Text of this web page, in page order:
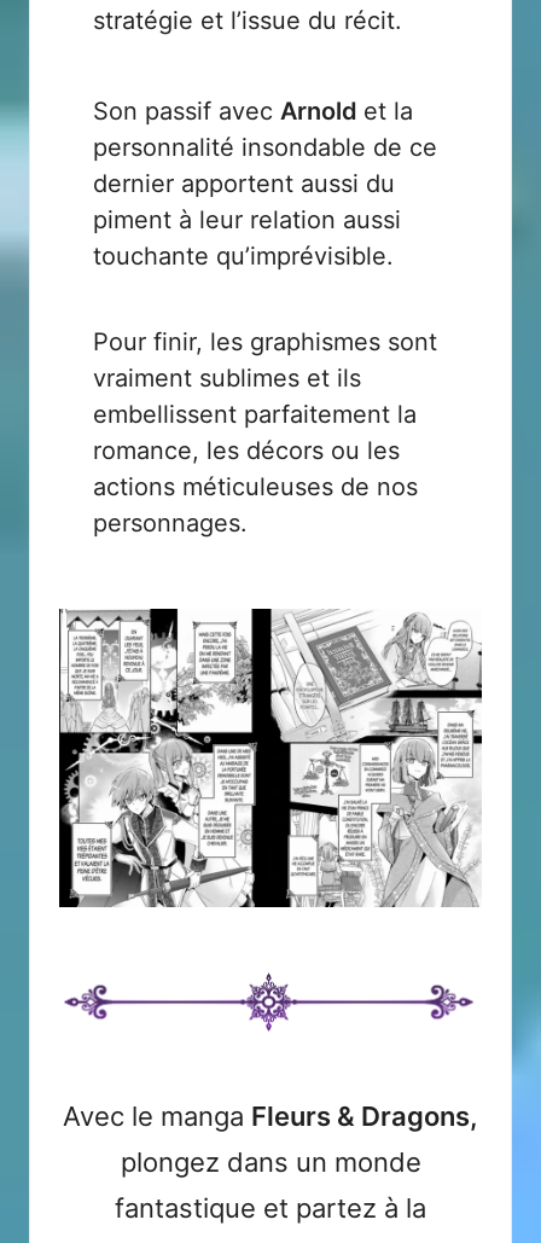
stratégie et l’issue du récit.
Son passif avec Arnold et la
personnalité insondable de ce
dernier apportent aussi du
piment à leur relation aussi
touchante qu’imprévisible.
Pour finir, les graphismes sont
vraiment sublimes et ils
embellissent parfaitement la
romance, les décors ou les
actions méticuleuses de nos
personnages.
Avec le manga Fleurs & Dragons,
plongez dans un monde
fantastique et partez à la